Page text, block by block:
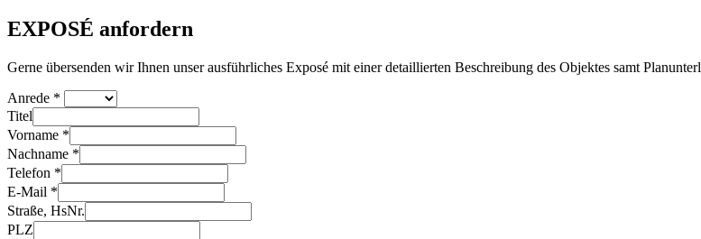
EXPOSÉ anfordern
Gerne übersenden wir Ihnen unser ausführliches Exposé mit einer detaillierten Beschreibung des Objektes samt
Anrede *
Titel
Vorname *
Nachname *
Telefon *
E-Mail *
Straße, HsNr.
PLZ